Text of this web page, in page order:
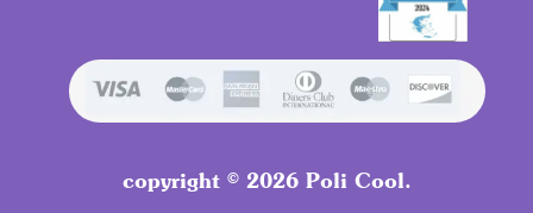
copyright © 2026 Poli Cool.